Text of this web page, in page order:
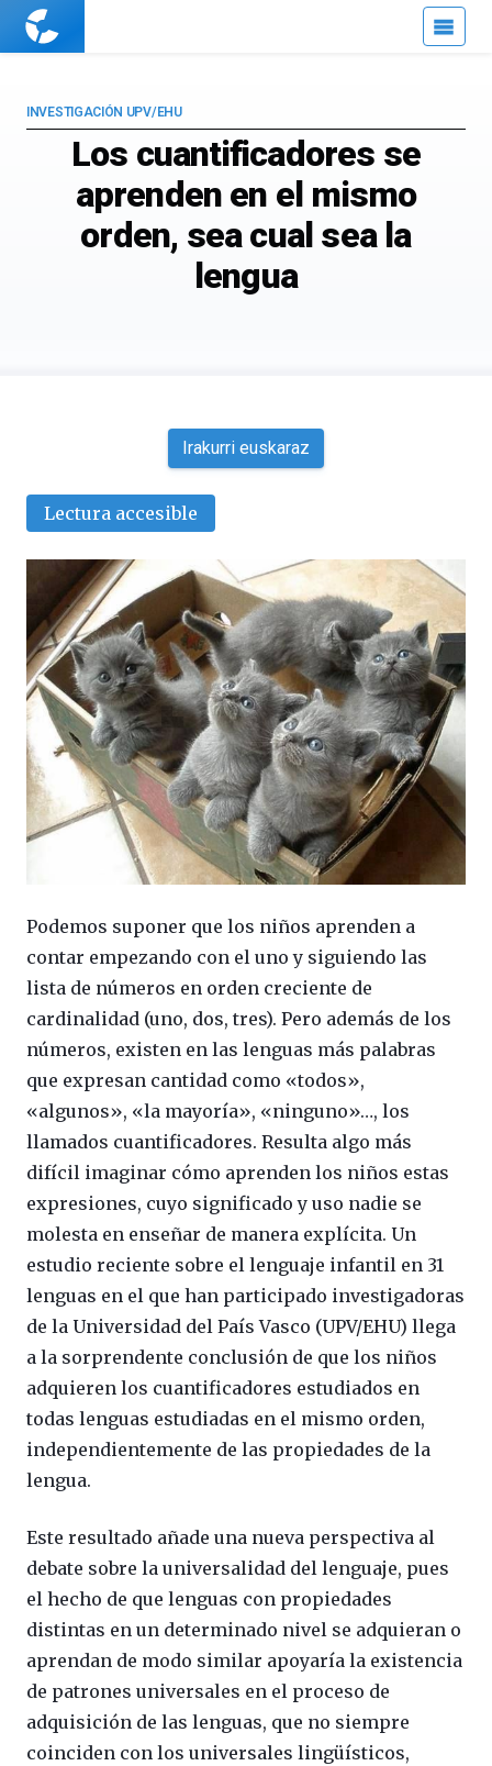
Cuaderno
Los cuantificadores se
aprenden en el mismo
orden, sea cual sea la
lengua
INVESTIGACIÓN UPV/EHU
Irakurri euskaraz
Lectura accesible
Podemos suponer que los niños aprenden a
contar empezando con el uno y siguiendo las
lista de números en orden creciente de
cardinalidad (uno, dos, tres). Pero además de los
números, existen en las lenguas más palabras
que expresan cantidad como «todos»,
«algunos», «la mayoría», «ninguno»…, los
llamados cuantificadores. Resulta algo más
difícil imaginar cómo aprenden los niños estas
expresiones, cuyo significado y uso nadie se
molesta en enseñar de manera explícita. Un
estudio reciente sobre el lenguaje infantil en 31
lenguas en el que han participado investigadoras
de la Universidad del País Vasco (UPV/EHU) llega
a la sorprendente conclusión de que los niños
adquieren los cuantificadores estudiados en
todas lenguas estudiadas en el mismo orden,
independientemente de las propiedades de la
lengua.
Este resultado añade una nueva perspectiva al
debate sobre la universalidad del lenguaje, pues
el hecho de que lenguas con propiedades
distintas en un determinado nivel se adquieran o
aprendan de modo similar apoyaría la existencia
de patrones universales en el proceso de
adquisición de las lenguas, que no siempre
coinciden con los universales lingüísticos,